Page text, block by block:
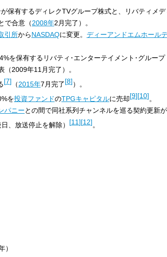
保有するディレクTVグループ株式と、リバティメデ
で合意（2008年2月完了）。
引所からNASDAQに変更。 ディーアンドエムホール
を保有するリバティ･エンターテイメント･グルー
（2009年11月完了）。
[7] （2015年7月完了[8]）。
を投資ファンドのTPGキャピタルに売却[9][10]。
パニーとの間で同社系列チャンネルを巡る契約更新
、放送停止を解除） [11][12]。
）